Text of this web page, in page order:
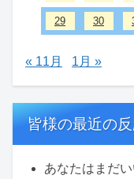
29 30
« 11月 1月 »
皆様の最近の
あなたはまだ